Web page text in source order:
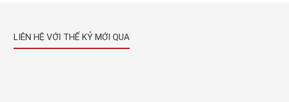
LIÊN HỆ VỚI THẾ KỶ MỚI QUA